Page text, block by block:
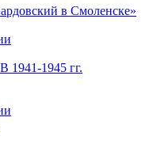
в Смоленске»
1945 гг.